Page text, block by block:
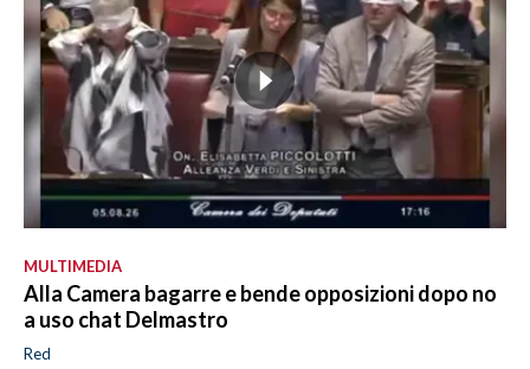
MULTIMEDIA
Alla Camera bagarre e bende opposizioni dopo no
a uso chat Delmastro
Red